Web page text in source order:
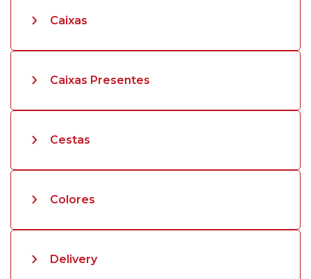
Caixas
Caixas Presentes
Cestas
Colores
Delivery